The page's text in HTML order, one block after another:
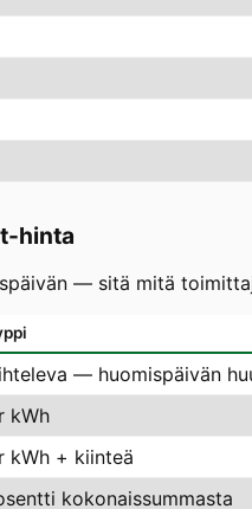
hinta
— sitä mitä
— huomispäivän
kWh
kWh + kiinteä
kokonaissummasta